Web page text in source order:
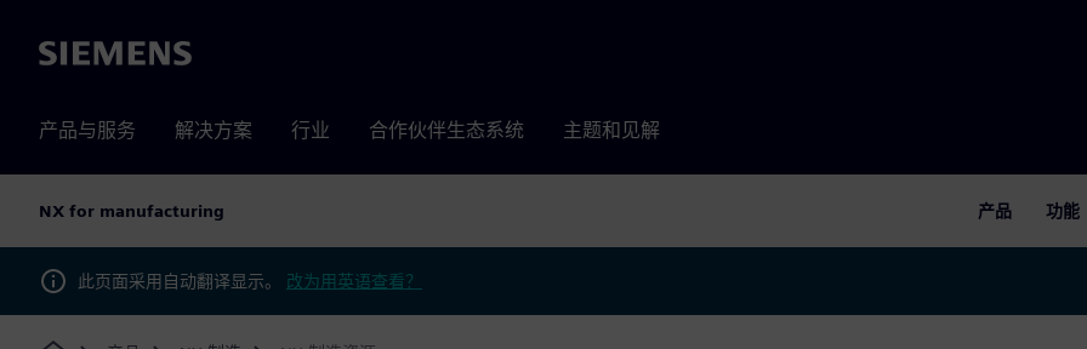
Siemens
产品与服务 解决方案 行业 合作伙伴生态系统 主题和见解
NX for manufacturing 产品 功能
此页面采用自动翻译显示。 改为用英语查看？